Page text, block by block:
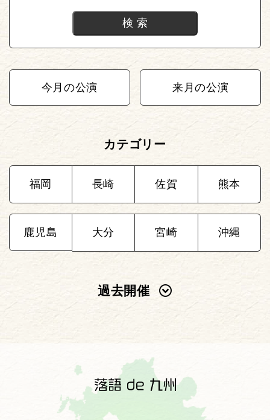
今月の公演 来月の公演
カテゴリー
福岡 長崎 佐賀 熊本
鹿児島 大分 宮崎 沖縄
過去開催
2022年